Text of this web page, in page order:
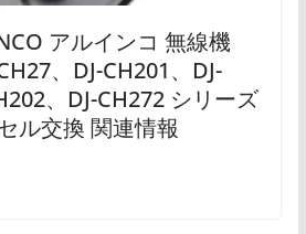
アルインコ 無線機
、DJ-CH201、DJ-
、DJ-CH272 シリーズ
ル交換 関連情報